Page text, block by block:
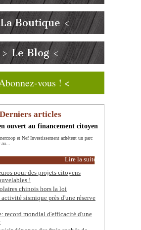
Boutique <
> Le Blog <
vous ! <
Derniers articles
ouvert au financement citoyen
et Nef Investissement achètent un parc
Lire la suite
pour des projets citoyens
!
chinois hors la loi
sismique près d'une réserve
record mondial d'efficacité d'une